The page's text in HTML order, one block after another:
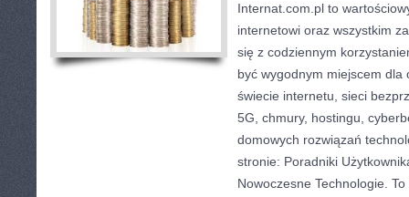
Internat.com.pl to
internetowi oraz wszystkim
się z codziennym
być wygodnym miejscem
świecie internetu, sieci
5G, chmury, hostingu,
domowych rozwiązań
stronie: Poradniki
Nowoczesne Technologie.